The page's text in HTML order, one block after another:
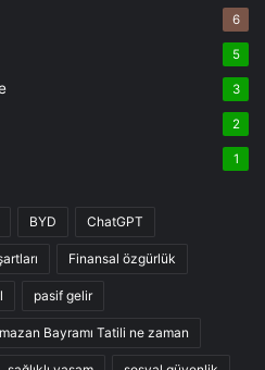
6
5
3
2
1
BYD ChatGPT
Finansal özgürlük
pasif gelir
Bayramı Tatili ne zaman